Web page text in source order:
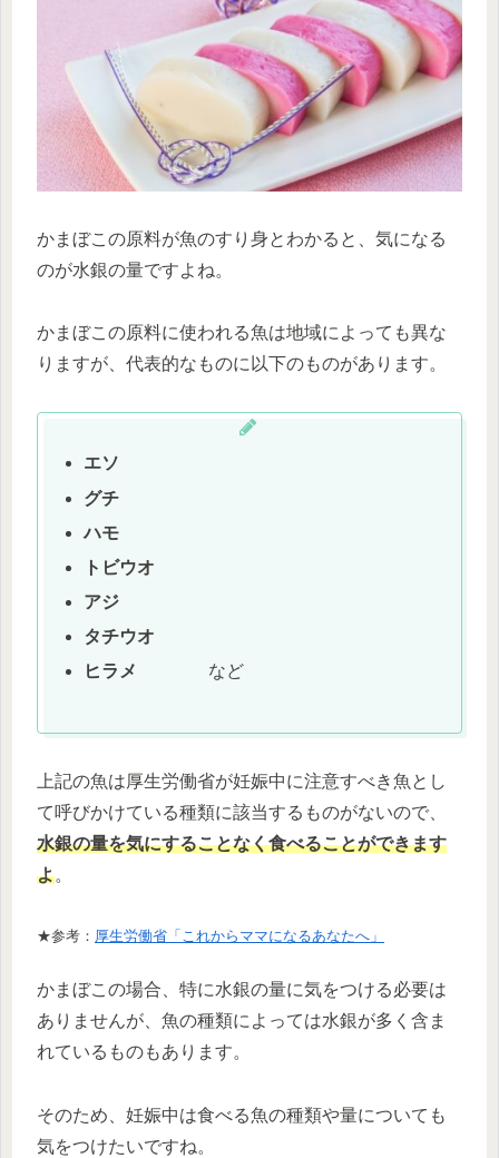
かまぼこの原料が魚のすり身とわかると、気になる
のが水銀の量ですよね。
かまぼこの原料に使われる魚は地域によっても異な
りますが、代表的なものに以下のものがあります。
エソ
グチ
ハモ
トビウオ
アジ
タチウオ
ヒラメ
など
上記の魚は厚生労働省が妊娠中に注意すべき魚とし
て呼びかけている種類に該当するものがないので、
水銀の量を気にすることなく食べることができます
よ。
★参考： 厚生労働省「これからママになるあなたへ」
かまぼこの場合、特に水銀の量に気をつける必要は
ありませんが、魚の種類によっては水銀が多く含ま
れているものもあります。
そのため、妊娠中は食べる魚の種類や量についても
気をつけたいですね。